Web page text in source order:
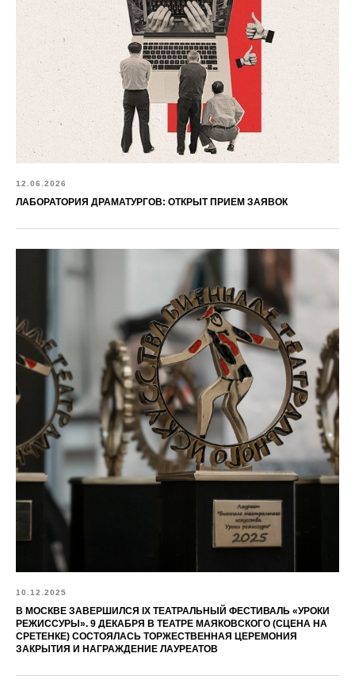
12.06.2026
ЛАБОРАТОРИЯ ДРАМАТУРГОВ: ОТКРЫТ ПРИЕМ ЗАЯВОК
10.12.2025
В МОСКВЕ ЗАВЕРШИЛСЯ IX ТЕАТРАЛЬНЫЙ ФЕСТИВАЛЬ «УРОКИ
РЕЖИССУРЫ». 9 ДЕКАБРЯ В ТЕАТРЕ МАЯКОВСКОГО (СЦЕНА НА
СРЕТЕНКЕ) СОСТОЯЛАСЬ ТОРЖЕСТВЕННАЯ ЦЕРЕМОНИЯ
ЗАКРЫТИЯ И НАГРАЖДЕНИЕ ЛАУРЕАТОВ